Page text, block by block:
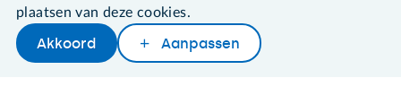
Later lezenDelenWoordenboek
Algemene voorwaarden
Cookies en cookie-instellingen
Disclaimer
Privacybeleid
plaatsen van deze cookies.
Akkoord Aanpassen